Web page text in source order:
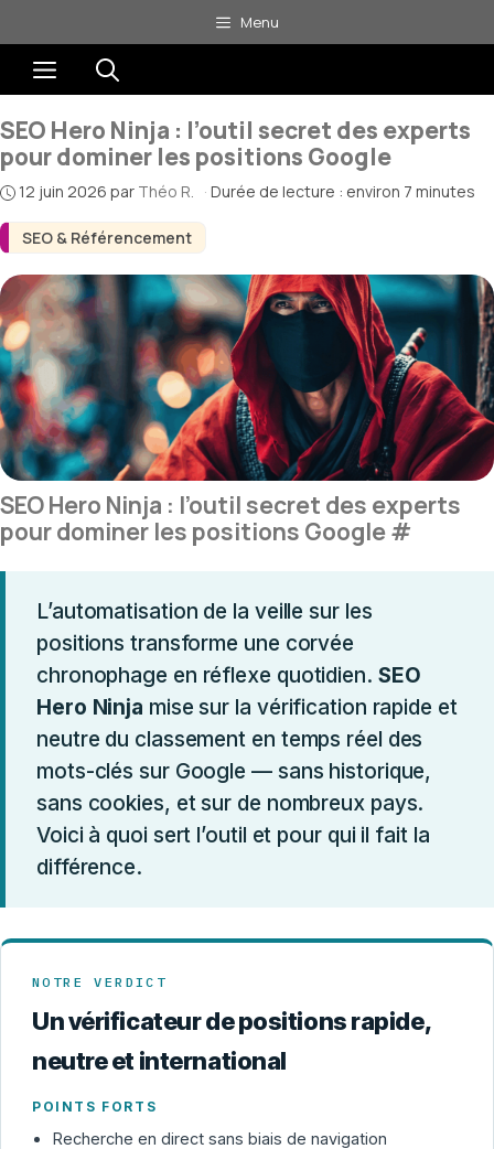
au
contenu
Menu
Menu
SEO & Référencement
SEO Hero Ninja : l’outil secret des experts
pour dominer les positions Google
12 juin 2026 par Théo R. · Durée de lecture : environ 7 minutes
SEO Hero Ninja : l’outil secret des experts
pour dominer les positions Google#
L’automatisation de la veille sur les
positions transforme une corvée
chronophage en réflexe quotidien. SEO
Hero Ninja mise sur la vérification rapide et
neutre du classement en temps réel des
mots-clés sur Google — sans historique,
sans cookies, et sur de nombreux pays.
Voici à quoi sert l’outil et pour qui il fait la
différence.
NOTRE VERDICT
Un vérificateur de positions rapide,
neutre et international
POINTS FORTS
Recherche en direct sans biais de navigation